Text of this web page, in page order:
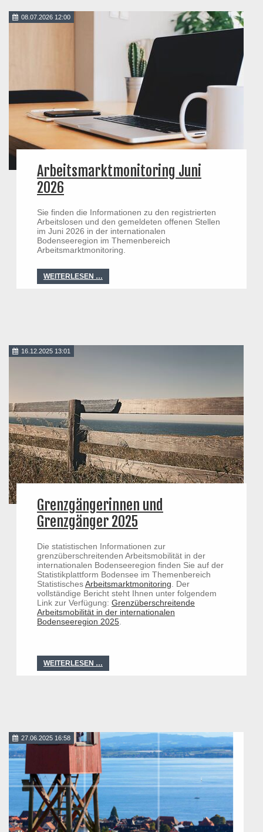
08.07.2026 12:00
Arbeitsmarktmonitoring Juni
2026
Sie finden die Informationen zu den registrierten
Arbeitslosen und den gemeldeten offenen Stellen
im Juni 2026 in der internationalen
Bodenseeregion im Themenbereich
Arbeitsmarktmonitoring.
WEITERLESEN …
16.12.2025 13:01
Grenzgängerinnen und
Grenzgänger 2025
Die statistischen Informationen zur
grenzüberschreitenden Arbeitsmobilität in der
internationalen Bodenseeregion finden Sie auf der
Statistikplattform Bodensee im Themenbereich
StatistischesArbeitsmarktmonitoring. Der
vollständige Bericht steht Ihnen unter folgendem
Link zur Verfügung: Grenzüberschreitende
Arbeitsmobilität in der internationalen
Bodenseeregion 2025.
WEITERLESEN …
27.06.2025 16:58